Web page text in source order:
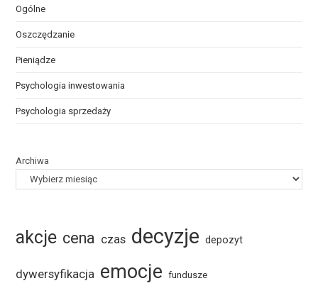
Ogólne
Oszczędzanie
Pieniądze
Psychologia inwestowania
Psychologia sprzedaży
Archiwa
akcje cena czas decyzje depozyt
dywersyfikacja emocje fundusze